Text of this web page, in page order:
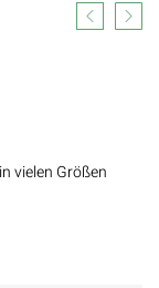
Previous
Next
vielen Größen